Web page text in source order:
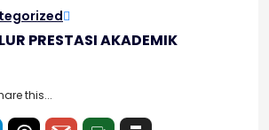
PRESTASI AKADEMIK
this...